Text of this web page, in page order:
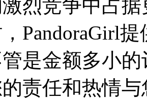
烈竞争中占
PandoraGirl
是金额多小
责任和热情